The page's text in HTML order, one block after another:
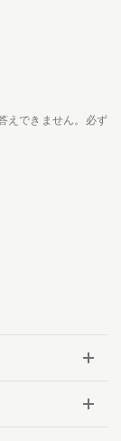
えできません。必ず